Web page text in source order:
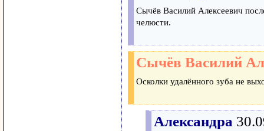
Сычёв Василий Алексеевич
челюсти.
Сычёв Василий
Осколки удалённого зуба не
Александра